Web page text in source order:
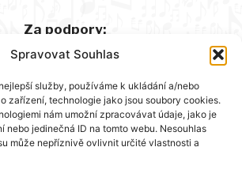
Spravovat Souhlas
služby, používáme k ukládání a/nebo
zařízení, technologie jako jsou soubory cookies.
nám umožní zpracovávat údaje, jako je
nebo jedinečná ID na tomto webu. Nesouhlas
může nepříznivě ovlivnit určité vlastnosti a
Za podpory: